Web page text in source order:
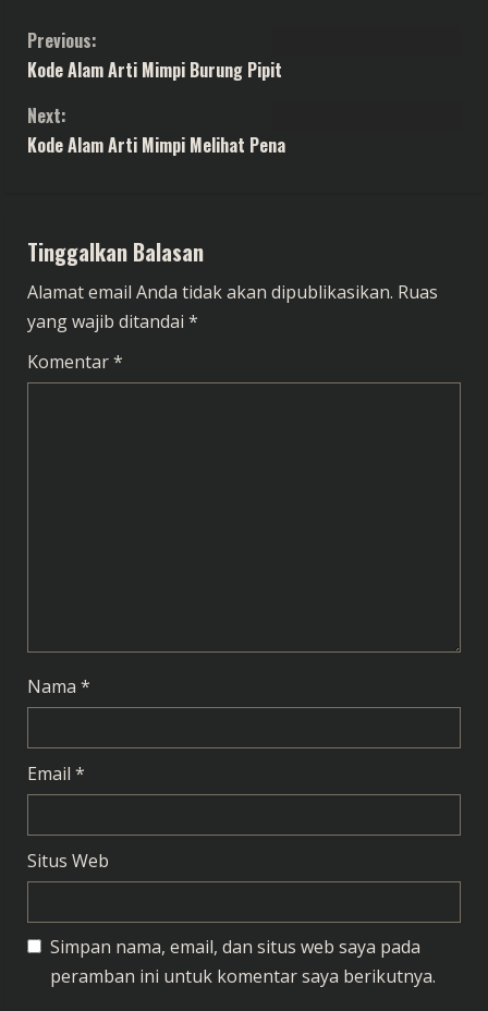
C
o
n
i
n
u
e
n
g
Previous:
Kode Alam Arti Mimpi Burung Pipit
Next:
Kode Alam Arti Mimpi Melihat Pena
Tinggalkan Balasan
Alamat email Anda tidak akan dipublikasikan. Ruas
yang wajib ditandai *
Komentar*
Nama *
Email *
Situs Web
Simpan nama, email, dan situs web saya pada
peramban ini untuk komentar saya berikutnya.